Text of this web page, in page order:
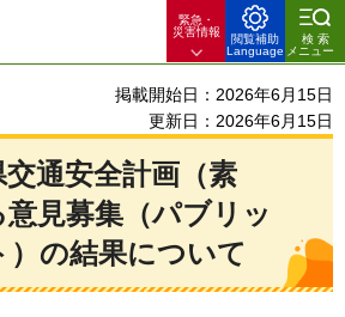
緊急・
災害情報
閲覧補助
Language
検索
メニュー
掲載開始日：2026年6月15日
更新日：2026年6月15日
通安全計画（素
見募集（パブリッ
）の結果について